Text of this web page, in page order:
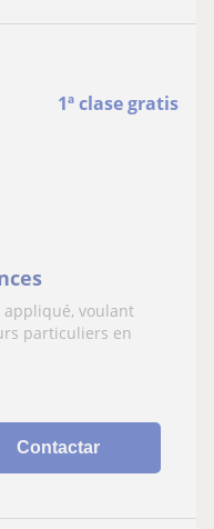
1ª clase gratis
voulant
particuliers en
Contactar